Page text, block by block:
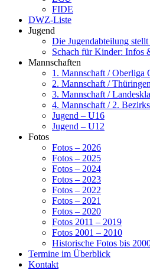
FIDE
DWZ-Liste
Jugend
Die Jugendabteilung
Schach für Kinder: Infos
Mannschaften
1. Mannschaft / Oberliga
2. Mannschaft /
3. Mannschaft /
4. Mannschaft / 2.
Jugend – U16
Jugend – U12
Fotos
Fotos – 2026
Fotos – 2025
Fotos – 2024
Fotos – 2023
Fotos – 2022
Fotos – 2021
Fotos – 2020
Fotos 2011 – 2019
Fotos 2001 – 2010
Historische Fotos bis
Termine im Überblick
Kontakt